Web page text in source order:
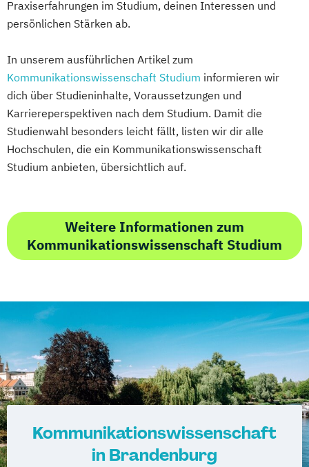
Praxiserfahrungen im Studium, deinen Interessen und
persönlichen Stärken ab.
In unserem ausführlichen Artikel zum
Kommunikationswissenschaft Studium informieren wir
dich über Studieninhalte, Voraussetzungen und
Karriereperspektiven nach dem Studium. Damit die
Studienwahl besonders leicht fällt, listen wir dir alle
Hochschulen, die ein Kommunikationswissenschaft
Studium anbieten, übersichtlich auf.
Weitere Informationen zum
Kommunikationswissenschaft Studium
Kommunikationswissenschaft
in Brandenburg